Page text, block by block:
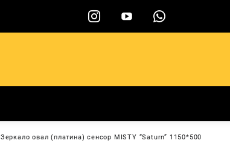
Зеркало овал (платина) сенсор MISTY “Saturn” 1150*500